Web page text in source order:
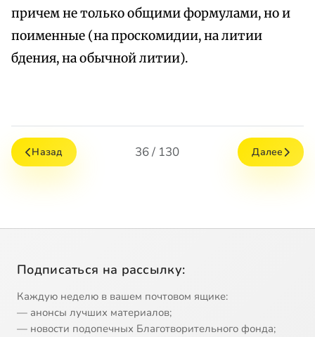
причем не только общими формулами, но и
поименные (на проскомидии, на литии
бдения, на обычной литии).
Назад 36 / 130 Далее
Подписаться на рассылку:
Каждую неделю в вашем почтовом ящике:
— анонсы лучших материалов;
— новости подопечных Благотворительного фонда;